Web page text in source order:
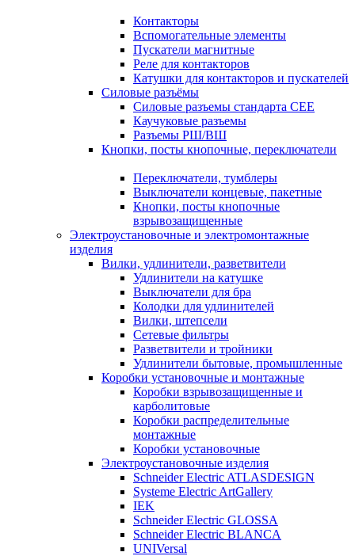
Контакторы
Вспомогательные элементы
Пускатели магнитные
Реле для контакторов
Катушки для контакторов и пускателей
Силовые разъёмы
Силовые разъемы стандарта СЕЕ
Каучуковые разъемы
Разъемы РШ/ВШ
Кнопки, посты кнопочные, переключатели
Переключатели, тумблеры
Выключатели концевые, пакетные
Кнопки, посты кнопочные
взрывозащищенные
Электроустановочные и электромонтажные
изделия
Вилки, удлинители, разветвители
Удлинители на катушке
Выключатели для бра
Колодки для удлинителей
Вилки, штепсели
Сетевые фильтры
Разветвители и тройники
Удлинители бытовые, промышленные
Коробки установочные и монтажные
Коробки взрывозащищенные и
карболитовые
Коробки распределительные
монтажные
Коробки установочные
Электроустановочные изделия
Schneider Electric ATLASDESIGN
Systeme Electric ArtGallery
IEK
Schneider Electric GLOSSA
Schneider Electric BLANCA
UNIVersal